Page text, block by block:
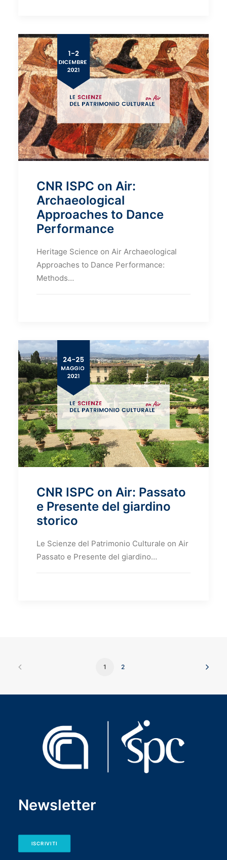
CNR ISPC on Air:
Archaeological
Approaches to Dance
Performance
Heritage Science on Air Archaeological
Approaches to Dance Performance:
Methods…
CNR ISPC on Air: Passato
e Presente del giardino
storico
Le Scienze del Patrimonio Culturale on Air
Passato e Presente del giardino…
1 2
Newsletter
ISCRIVITI